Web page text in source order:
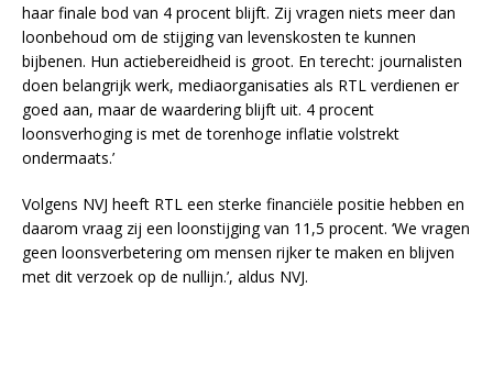
haar finale bod van 4 procent blijft. Zij vragen niets meer dan
loonbehoud om de stijging van levenskosten te kunnen
bijbenen. Hun actiebereidheid is groot. En terecht: journalisten
doen belangrijk werk, mediaorganisaties als RTL verdienen er
goed aan, maar de waardering blijft uit. 4 procent
loonsverhoging is met de torenhoge inflatie volstrekt
ondermaats.’
Volgens NVJ heeft RTL een sterke financiële positie hebben en
daarom vraag zij een loonstijging van 11,5 procent. ‘We vragen
geen loonsverbetering om mensen rijker te maken en blijven
met dit verzoek op de nullijn.’, aldus NVJ.